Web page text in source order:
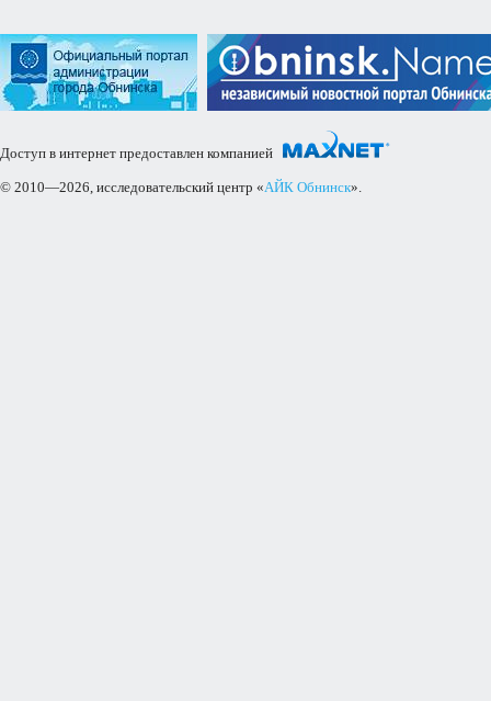
Доступ в интернет предоставлен компанией
© 2010—2026, исследовательский центр «АЙК Обнинск».